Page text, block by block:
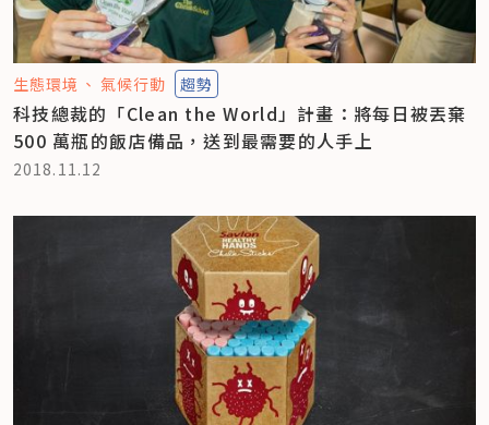
生態環境 氣候行動 趨勢
科技總裁的「Clean the World」計畫：將每日被丟棄
500 萬瓶的飯店備品，送到最需要的人手上
2018.11.12